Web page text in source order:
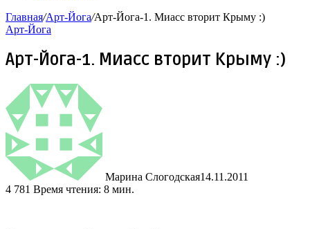
Главная/Арт-Йога/Арт-Йога-1. Миасс вторит Крыму :)
Арт-Йога
Арт-Йога-1. Миасс вторит Крыму :)
Марина Слогодская14.11.2011
4 781 Время чтения: 8 мин.